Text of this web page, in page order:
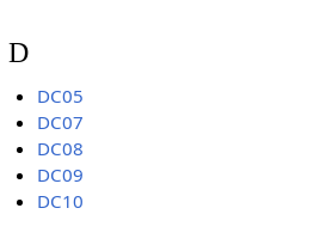
D
DC05
DC07
DC08
DC09
DC10